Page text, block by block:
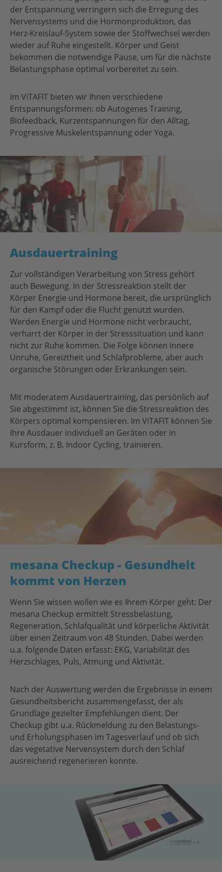
der Entspannung verringern sich die Erregung des
Nervensystems und die Hormonproduktion, das
Herz-Kreislauf-System sowie der Stoffwechsel werden
wieder auf Ruhe eingestellt. Körper und Geist
bekommen die notwendige Pause, um für die nächste
Belastungsphase optimal vorbereitet zu sein.
Im ViTAFIT bieten wir Ihnen verschiedene
Entspannungsformen: ob Autogenes Training,
Biofeedback, Kurzentspannungen für den Alltag,
Progressive Muskelentspannung oder Yoga.
Ausdauertraining
Zur vollständigen Verarbeitung von Stress gehört
auch Bewegung. In der Stressreaktion stellt der
Körper Energie und Hormone bereit, die ursprünglich
für den Kampf oder die Flucht genutzt wurden.
Werden Energie und Hormone nicht verbraucht,
verharrt der Körper in der Stresssituation und kann
nicht zur Ruhe kommen. Die Folge können innere
Unruhe, Gereiztheit und Schlafprobleme, aber auch
organische Störungen oder Erkrankungen sein.
Mit moderatem Ausdauertraining, das persönlich auf
Sie abgestimmt ist, können Sie die Stressreaktion des
Körpers optimal kompensieren. Im ViTAFIT können Sie
Ihre Ausdauer individuell an Geräten oder in
Kursform, z. B. Indoor Cycling, trainieren.
mesana Checkup - Gesundheit
kommt von Herzen
Wenn Sie wissen wollen wie es Ihrem Körper geht: Der
mesana Checkup ermittelt Stressbelastung,
Regeneration, Schlafqualität und körperliche Aktivität
über einen Zeitraum von 48 Stunden. Dabei werden
u.a. folgende Daten erfasst: EKG, Variabilität des
Herzschlages, Puls, Atmung und Aktivität.
Nach der Auswertung werden die Ergebnisse in einem
Gesundheitsbericht zusammengefasst, der als
Grundlage gezielter Empfehlungen dient. Der
Checkup gibt u.a. Rückmeldung zu den Belastungs-
und Erholungsphasen im Tagesverlauf und ob sich
das vegetative Nervensystem durch den Schlaf
ausreichend regenerieren konnte.